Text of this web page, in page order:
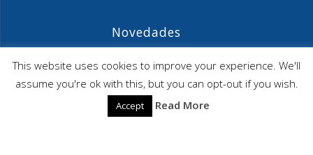
Novedades
Agenda ASIME-Ultimo trimestre 2026
ASIME celebrará en diciembre una nueva edición de
sus jornadas
This website uses cookies to improve your experience. We'll
assume you're ok with this, but you can opt-out if you wish.
Accept Read More